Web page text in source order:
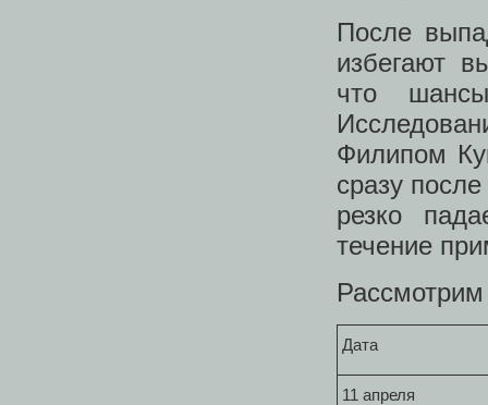
После
избегают
что
Филипом
сразу
резко
течение
Дата
11 апреля